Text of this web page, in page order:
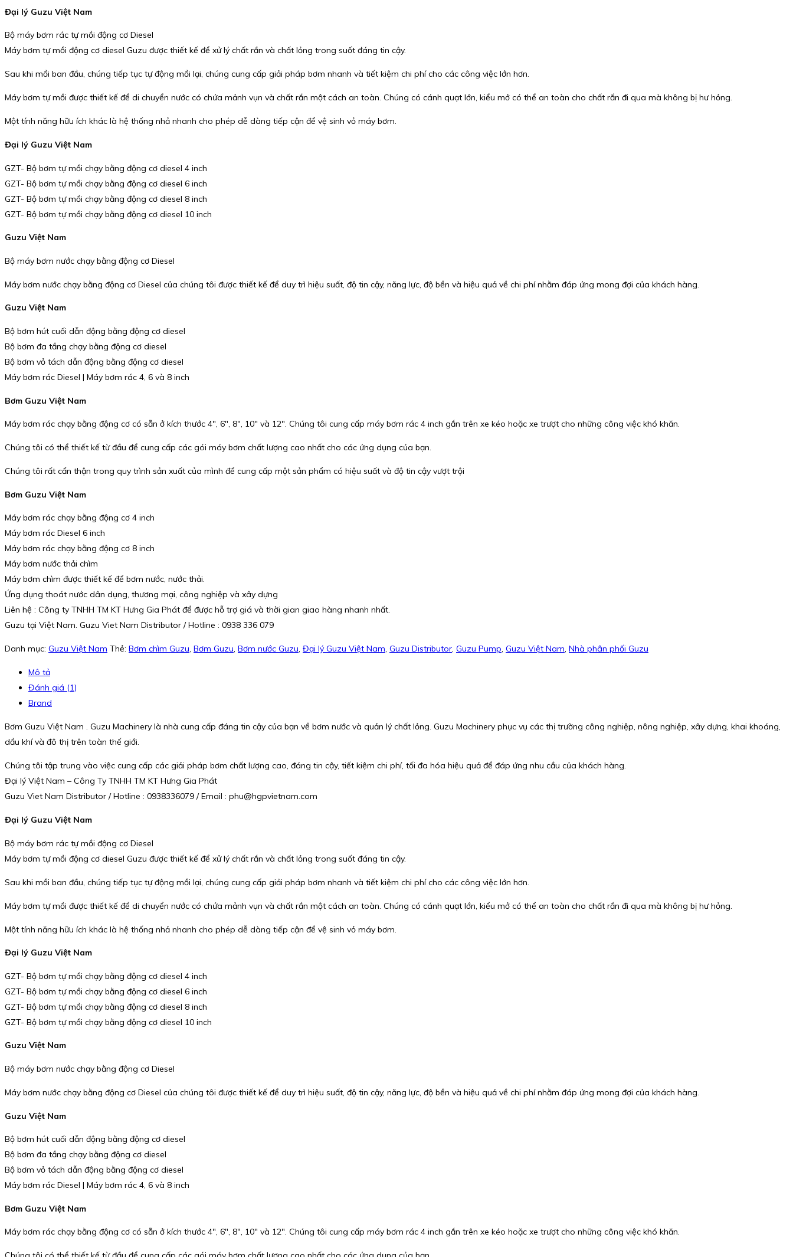
Đại lý Guzu Việt Nam
Bộ máy bơm rác tự mồi động cơ Diesel
Máy bơm tự mồi động cơ diesel Guzu được thiết kế để xử lý chất rắn và chất lỏng trong suốt đáng tin cậy.
Sau khi mồi ban đầu, chúng tiếp tục tự động mồi lại, chúng cung cấp giải pháp bơm nhanh và tiết kiệm chi phí cho các công việc lớn hơn.
Máy bơm tự mồi được thiết kế để di chuyển nước có chứa mảnh vụn và chất rắn một cách an toàn. Chúng có cánh quạt lớn, kiểu mở có thể an toàn cho chất rắn đi qua mà không bị hư hỏng.
Một tính năng hữu ích khác là hệ thống nhả nhanh cho phép dễ dàng tiếp cận để vệ sinh vỏ máy bơm.
Đại lý Guzu Việt Nam
GZT- Bộ bơm tự mồi chạy bằng động cơ diesel 4 inch
GZT- Bộ bơm tự mồi chạy bằng động cơ diesel 6 inch
GZT- Bộ bơm tự mồi chạy bằng động cơ diesel 8 inch
GZT- Bộ bơm tự mồi chạy bằng động cơ diesel 10 inch
Guzu Việt Nam
Bộ máy bơm nước chạy bằng động cơ Diesel
Máy bơm nước chạy bằng động cơ Diesel của chúng tôi được thiết kế để duy trì hiệu suất, độ tin cậy, năng lực, độ bền và hiệu quả về chi phí nhằm đáp ứng mong đợi của khách hàng.
Guzu Việt Nam
Bộ bơm hút cuối dẫn động bằng động cơ diesel
Bộ bơm đa tầng chạy bằng động cơ diesel
Bộ bơm vỏ tách dẫn động bằng động cơ diesel
Máy bơm rác Diesel | Máy bơm rác 4, 6 và 8 inch
Bơm Guzu Việt Nam
Máy bơm rác chạy bằng động cơ có sẵn ở kích thước 4″, 6″, 8″, 10″ và 12″. Chúng tôi cung cấp máy bơm rác 4 inch gắn trên xe kéo hoặc xe trượt cho những công việc khó khăn.
Chúng tôi có thể thiết kế từ đầu để cung cấp các gói máy bơm chất lượng cao nhất cho các ứng dụng của bạn.
Chúng tôi rất cẩn thận trong quy trình sản xuất của mình để cung cấp một sản phẩm có hiệu suất và độ tin cậy vượt trội
Bơm Guzu Việt Nam
Máy bơm rác chạy bằng động cơ 4 inch
Máy bơm rác Diesel 6 inch
Máy bơm rác chạy bằng động cơ 8 inch
Máy bơm nước thải chìm
Máy bơm chìm được thiết kế để bơm nước, nước thải.
Ứng dụng thoát nước dân dụng, thương mại, công nghiệp và xây dựng
Liên hệ : Công ty TNHH TM KT Hưng Gia Phát để được hỗ trợ giá và thời gian giao hàng nhanh nhất.
Guzu tại Việt Nam. Guzu Viet Nam Distributor / Hotline : 0938 336 079
Danh mục: Guzu Việt Nam Thẻ: Bơm chìm Guzu, Bơm Guzu, Bơm nước Guzu, Đại lý Guzu Việt Nam, Guzu Distributor, Guzu Pump, Guzu Việt Nam, Nhà phân phối Guzu
Mô tả
Đánh giá (1)
Brand
Bơm Guzu Việt Nam . Guzu Machinery là nhà cung cấp đáng tin cậy của bạn về bơm nước và quản lý chất lỏng. Guzu Machinery phục vụ các thị trường công nghiệp, nông nghiệp, xây dựng, khai khoáng,
dầu khí và đô thị trên toàn thế giới.
Chúng tôi tập trung vào việc cung cấp các giải pháp bơm chất lượng cao, đáng tin cậy, tiết kiệm chi phí, tối đa hóa hiệu quả để đáp ứng nhu cầu của khách hàng.
Đại lý Việt Nam – Công Ty TNHH TM KT Hưng Gia Phát
Guzu Viet Nam Distributor / Hotline : 0938336079 / Email : phu@hgpvietnam.com
Đại lý Guzu Việt Nam
Bộ máy bơm rác tự mồi động cơ Diesel
Máy bơm tự mồi động cơ diesel Guzu được thiết kế để xử lý chất rắn và chất lỏng trong suốt đáng tin cậy.
Sau khi mồi ban đầu, chúng tiếp tục tự động mồi lại, chúng cung cấp giải pháp bơm nhanh và tiết kiệm chi phí cho các công việc lớn hơn.
Máy bơm tự mồi được thiết kế để di chuyển nước có chứa mảnh vụn và chất rắn một cách an toàn. Chúng có cánh quạt lớn, kiểu mở có thể an toàn cho chất rắn đi qua mà không bị hư hỏng.
Một tính năng hữu ích khác là hệ thống nhả nhanh cho phép dễ dàng tiếp cận để vệ sinh vỏ máy bơm.
Đại lý Guzu Việt Nam
GZT- Bộ bơm tự mồi chạy bằng động cơ diesel 4 inch
GZT- Bộ bơm tự mồi chạy bằng động cơ diesel 6 inch
GZT- Bộ bơm tự mồi chạy bằng động cơ diesel 8 inch
GZT- Bộ bơm tự mồi chạy bằng động cơ diesel 10 inch
Guzu Việt Nam
Bộ máy bơm nước chạy bằng động cơ Diesel
Máy bơm nước chạy bằng động cơ Diesel của chúng tôi được thiết kế để duy trì hiệu suất, độ tin cậy, năng lực, độ bền và hiệu quả về chi phí nhằm đáp ứng mong đợi của khách hàng.
Guzu Việt Nam
Bộ bơm hút cuối dẫn động bằng động cơ diesel
Bộ bơm đa tầng chạy bằng động cơ diesel
Bộ bơm vỏ tách dẫn động bằng động cơ diesel
Máy bơm rác Diesel | Máy bơm rác 4, 6 và 8 inch
Bơm Guzu Việt Nam
Máy bơm rác chạy bằng động cơ có sẵn ở kích thước 4″, 6″, 8″, 10″ và 12″. Chúng tôi cung cấp máy bơm rác 4 inch gắn trên xe kéo hoặc xe trượt cho những công việc khó khăn.